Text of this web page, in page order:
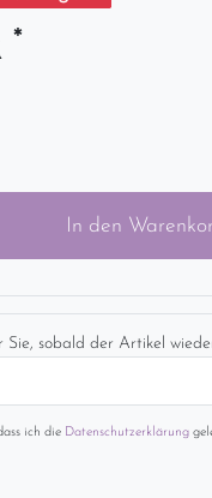
*
In den
Sie, sobald der Artikel
ich die Daten­schutz­erklärung